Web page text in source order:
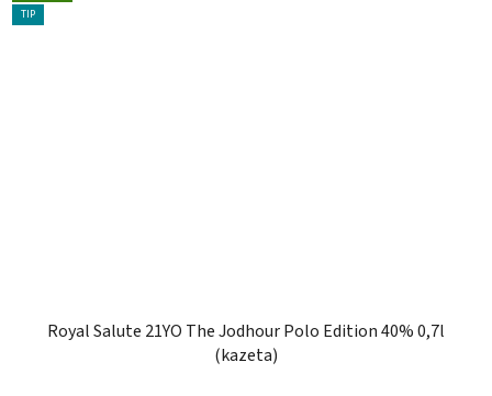
TIP
Royal Salute 21YO The Jodhour Polo Edition 40% 0,7l
(kazeta)